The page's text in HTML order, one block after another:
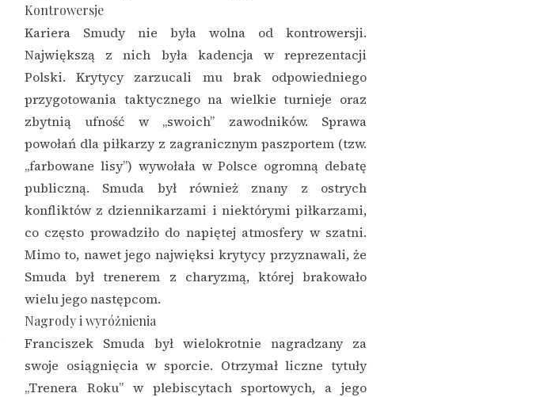
Kontrowersje
Kariera Smudy nie była wolna od kontrowersji.
Największą z nich była kadencja w reprezentacji
Polski. Krytycy zarzucali mu brak odpowiedniego
przygotowania taktycznego na wielkie turnieje oraz
zbytnią ufność w „swoich” zawodników. Sprawa
powołań dla piłkarzy z zagranicznym paszportem (tzw.
„farbowane lisy”) wywołała w Polsce ogromną debatę
publiczną. Smuda był również znany z ostrych
konfliktów z dziennikarzami i niektórymi piłkarzami,
co często prowadziło do napiętej atmosfery w szatni.
Mimo to, nawet jego najwięksi krytycy przyznawali, że
Smuda był trenerem z charyzmą, której brakowało
wielu jego następcom.
Nagrody i wyróżnienia
Franciszek Smuda był wielokrotnie nagradzany za
swoje osiągnięcia w sporcie. Otrzymał liczne tytuły
„Trenera Roku” w plebiscytach sportowych, a jego